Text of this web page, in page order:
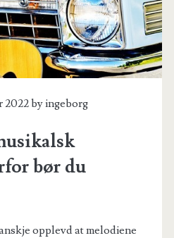
2022 byingeborg
bør du
opplevd at melodiene